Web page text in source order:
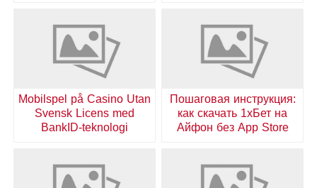
Пошаговая инструкция:
как скачать 1хБет на
Айфон без App Store
Mobilspel på Casino Utan
Svensk Licens med
BankID-teknologi